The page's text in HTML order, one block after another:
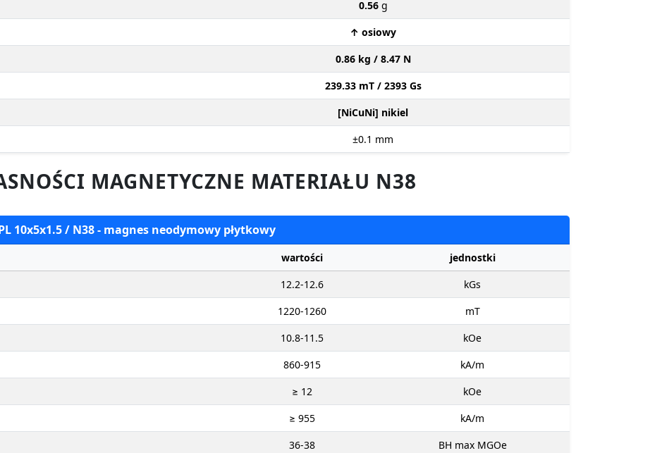
0.56 g
↑ osiowy
0.86 kg / 8.47 N
239.33 mT / 2393 Gs
[NiCuNi] nikiel
±0.1 mm
MAGNETYCZNE MATERIAŁU N38
10x5x1.5 / N38 - magnes neodymowy płytkowy
wartości
jednostki
12.2-12.6
kGs
1220-1260
mT
10.8-11.5
kOe
860-915
kA/m
≥ 12
kOe
≥ 955
kA/m
36-38
BH max MGOe